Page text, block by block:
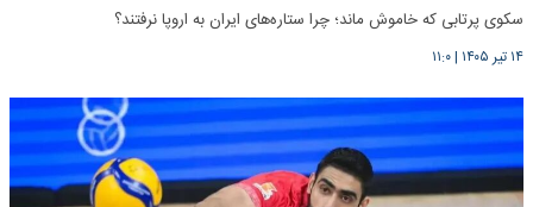
سکوی پرتابی که خاموش ماند؛ چرا ستاره‌های ایران به اروپا نرفتند؟
۱۴ تیر ۱۴۰۵ |۱۱:۰